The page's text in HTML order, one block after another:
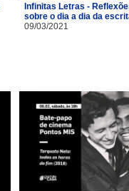
Infinitas Letras -
sobre o dia a dia da
09/03/2021